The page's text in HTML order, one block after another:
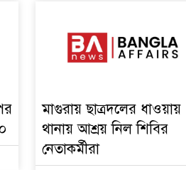
মাগুরায় ছাত্রদলের ধাওয়ায়
থানায় আশ্রয় নিল শিবির
নেতাকর্মীরা